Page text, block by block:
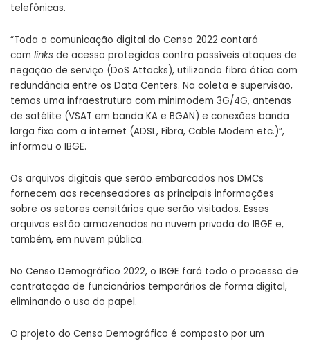
telefônicas.
“Toda a comunicação digital do Censo 2022 contará
com links de acesso protegidos contra possíveis ataques de
negação de serviço (DoS Attacks), utilizando fibra ótica com
redundância entre os Data Centers. Na coleta e supervisão,
temos uma infraestrutura com minimodem 3G/4G, antenas
de satélite (VSAT em banda KA e BGAN) e conexões banda
larga fixa com a internet (ADSL, Fibra, Cable Modem etc.)”,
informou o IBGE.
Os arquivos digitais que serão embarcados nos DMCs
fornecem aos recenseadores as principais informações
sobre os setores censitários que serão visitados. Esses
arquivos estão armazenados na nuvem privada do IBGE e,
também, em nuvem pública.
No Censo Demográfico 2022, o IBGE fará todo o processo de
contratação de funcionários temporários de forma digital,
eliminando o uso do papel.
O projeto do Censo Demográfico é composto por um